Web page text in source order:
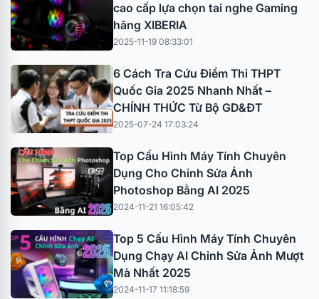
cao cấp lựa chọn tai nghe Gaming
hãng XIBERIA
2025-11-19 08:33:01
6 Cách Tra Cứu Điểm Thi THPT
Quốc Gia 2025 Nhanh Nhất –
CHÍNH THỨC Từ Bộ GD&ĐT
2025-07-24 17:03:24
Top Cấu Hình Máy Tính Chuyên
Dụng Cho Chỉnh Sửa Ảnh
Photoshop Bằng AI 2025
2024-11-21 16:05:42
Top 5 Cấu Hình Máy Tính Chuyên
Dụng Chạy AI Chỉnh Sửa Ảnh Mượt
Mà Nhất 2025
2024-11-17 11:18:59